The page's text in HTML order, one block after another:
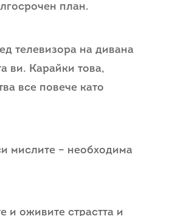
план.
телевизора на дивана
ви. Карайки това,
все повече като
мислите – необходима
и оживите страстта и